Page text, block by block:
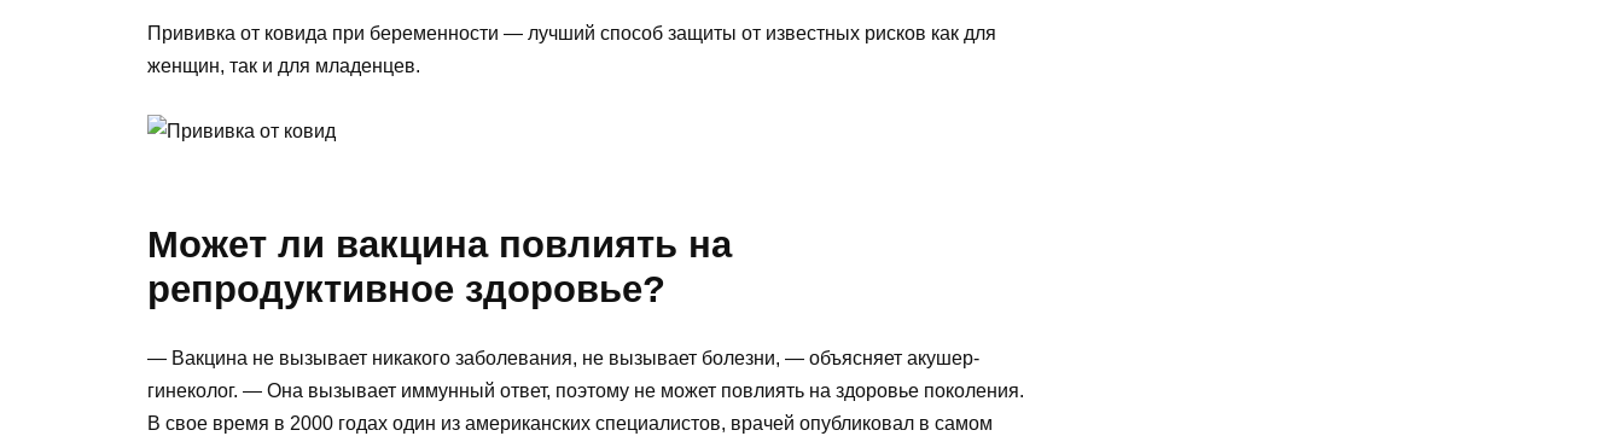
Прививка от ковида при беременности — лучший способ защиты от известных рисков как для
женщин, так и для младенцев.
Может ли вакцина повлиять на
репродуктивное здоровье?
— Вакцина не вызывает никакого заболевания, не вызывает болезни, — объясняет акушер-
гинеколог. — Она вызывает иммунный ответ, поэтому не может повлиять на здоровье поколения.
В свое время в 2000 годах один из американских специалистов, врачей опубликовал в самом